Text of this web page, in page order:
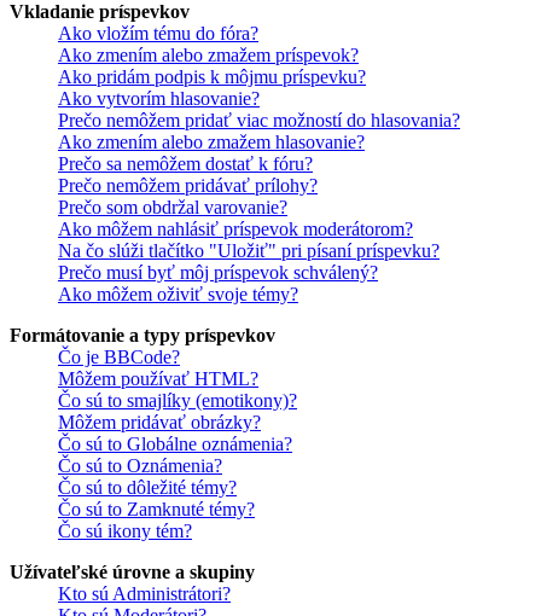
Vkladanie príspevkov
Ako vložím tému do fóra?
Ako zmením alebo zmažem príspevok?
Ako pridám podpis k môjmu príspevku?
Ako vytvorím hlasovanie?
Prečo nemôžem pridať viac možností do hlasovania?
Ako zmením alebo zmažem hlasovanie?
Prečo sa nemôžem dostať k fóru?
Prečo nemôžem pridávať prílohy?
Prečo som obdržal varovanie?
Ako môžem nahlásiť príspevok moderátorom?
Na čo slúži tlačítko "Uložiť" pri písaní príspevku?
Prečo musí byť môj príspevok schválený?
Ako môžem oživiť svoje témy?
Formátovanie a typy príspevkov
Čo je BBCode?
Môžem používať HTML?
Čo sú to smajlíky (emotikony)?
Môžem pridávať obrázky?
Čo sú to Globálne oznámenia?
Čo sú to Oznámenia?
Čo sú to dôležité témy?
Čo sú to Zamknuté témy?
Čo sú ikony tém?
Užívateľské úrovne a skupiny
Kto sú Administrátori?